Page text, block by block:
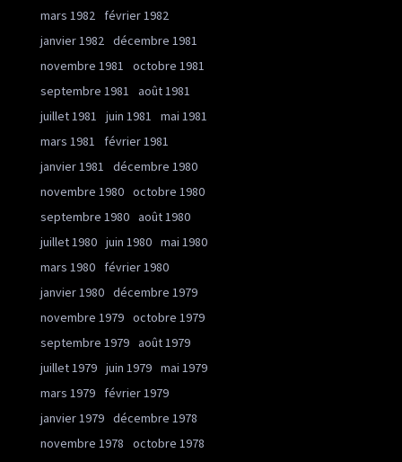
mars 1982
février 1982
janvier 1982 décembre 1981
novembre 1981
octobre 1981
septembre 1981
août 1981
juillet 1981
juin 1981
mai 1981
mars 1981
février 1981
janvier 1981
décembre 1980
novembre 1980 octobre 1980
septembre 1980 août 1980
juillet 1980 juin 1980 mai 1980
mars 1980
février 1980
janvier 1980 décembre 1979
novembre 1979 octobre 1979
septembre 1979 août 1979
juillet 1979 juin 1979 mai 1979
mars 1979
février 1979
janvier 1979 décembre 1978
novembre 1978
octobre 1978